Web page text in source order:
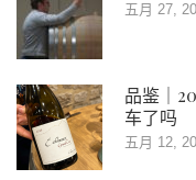
五月 27,
品鉴｜
车了吗
五月 12,